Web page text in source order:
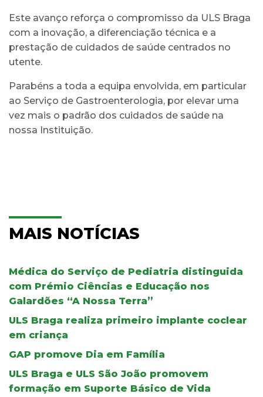
Este avanço reforça o compromisso da ULS Braga
com a inovação, a diferenciação técnica e a
prestação de cuidados de saúde centrados no
utente.
Parabéns a toda a equipa envolvida, em particular
ao Serviço de Gastroenterologia, por elevar uma
vez mais o padrão dos cuidados de saúde na
nossa Instituição.
MAIS NOTÍCIAS
Médica do Serviço de Pediatria distinguida
com Prémio Ciências e Educação nos
Galardões “A Nossa Terra”
ULS Braga realiza primeiro implante coclear
em criança
GAP promove Dia em Família
ULS Braga e ULS São João promovem
formação em Suporte Básico de Vida